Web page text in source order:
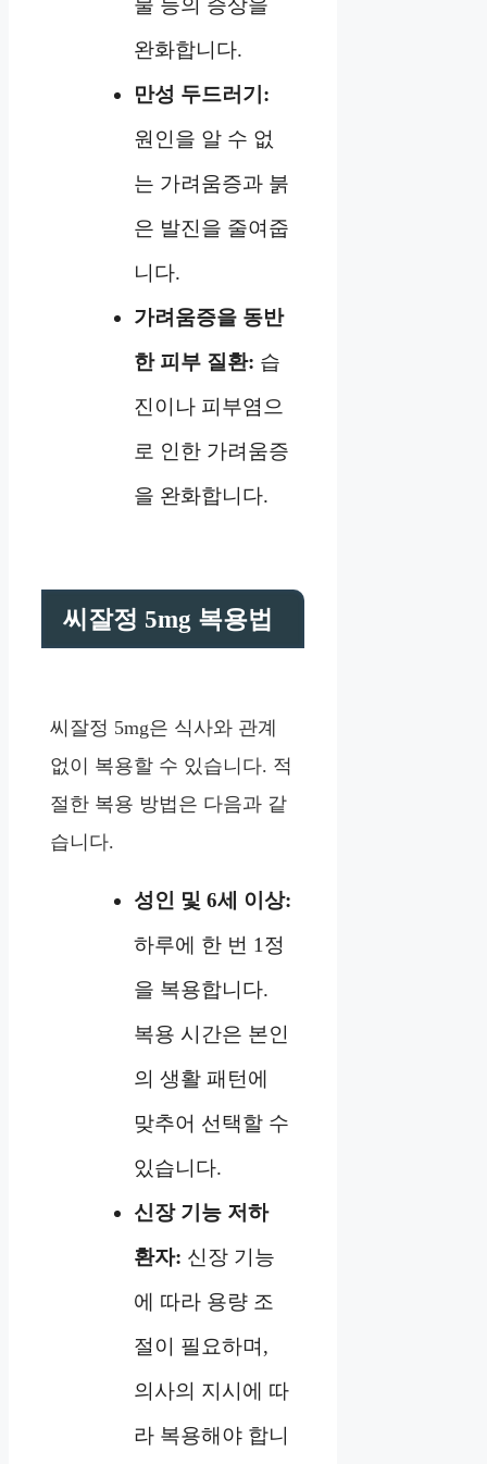
물 등의 증상을
완화합니다.
만성 두드러기:
원인을 알 수 없
는 가려움증과 붉
은 발진을 줄여줍
니다.
가려움증을 동반
한 피부 질환: 습
진이나 피부염으
로 인한 가려움증
을 완화합니다.
씨잘정 5mg 복용법
씨잘정 5mg은 식사와 관계
없이 복용할 수 있습니다. 적
절한 복용 방법은 다음과 같
습니다.
성인 및 6세 이상:
하루에 한 번 1정
을 복용합니다.
복용 시간은 본인
의 생활 패턴에
맞추어 선택할 수
있습니다.
신장 기능 저하
환자: 신장 기능
에 따라 용량 조
절이 필요하며,
의사의 지시에 따
라 복용해야 합니